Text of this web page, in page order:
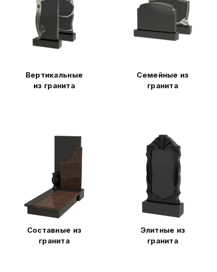
Вертикальные
из гранита
Семейные из
гранита
Составные из
гранита
Элитные из
гранита